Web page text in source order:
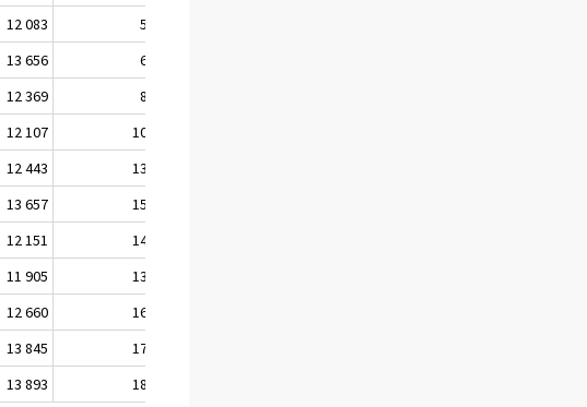
12 083
5 755
13 656
6 677
12 369
8 986
12 107
10 344
12 443
13 586
13 657
15 457
12 151
14 548
11 905
13 731
12 660
16 821
13 845
17 433
13 893 18 048